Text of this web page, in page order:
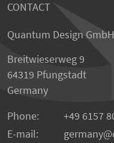
CONTACT
Quantum Design GmbH
Breitwieserweg 9
64319 Pfungstadt
Germany
Phone:
+49 6157
E-mail:
germany